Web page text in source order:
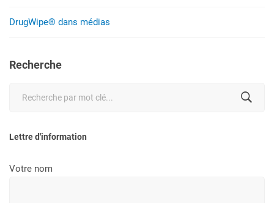
DrugWipe® dans médias
Recherche
Lettre d'information
Votre nom